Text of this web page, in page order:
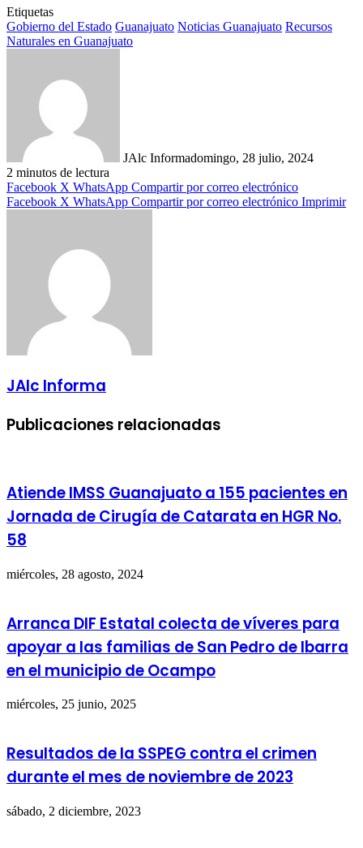
Etiquetas
Gobierno del Estado Guanajuato Noticias Guanajuato Recursos
Naturales en Guanajuato
JAlc Informadomingo, 28 julio, 2024
2 minutos de lectura
Facebook X WhatsApp Compartir por correo electrónico
Facebook X WhatsApp Compartir por correo electrónico Imprimir
JAlc Informa
Publicaciones relacionadas
Atiende IMSS Guanajuato a 155 pacientes en
Jornada de Cirugía de Catarata en HGR No.
58
miércoles, 28 agosto, 2024
Arranca DIF Estatal colecta de víveres para
apoyar a las familias de San Pedro de Ibarra
en el municipio de Ocampo
miércoles, 25 junio, 2025
Resultados de la SSPEG contra el crimen
durante el mes de noviembre de 2023
sábado, 2 diciembre, 2023